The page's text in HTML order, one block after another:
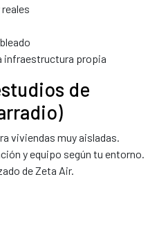
infraestructura propia
de
viviendas muy aisladas.
y equipo según tu entorno.
de Zeta Air.